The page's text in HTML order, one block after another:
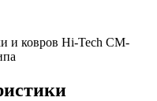
и ковров Hi-Tech CM-